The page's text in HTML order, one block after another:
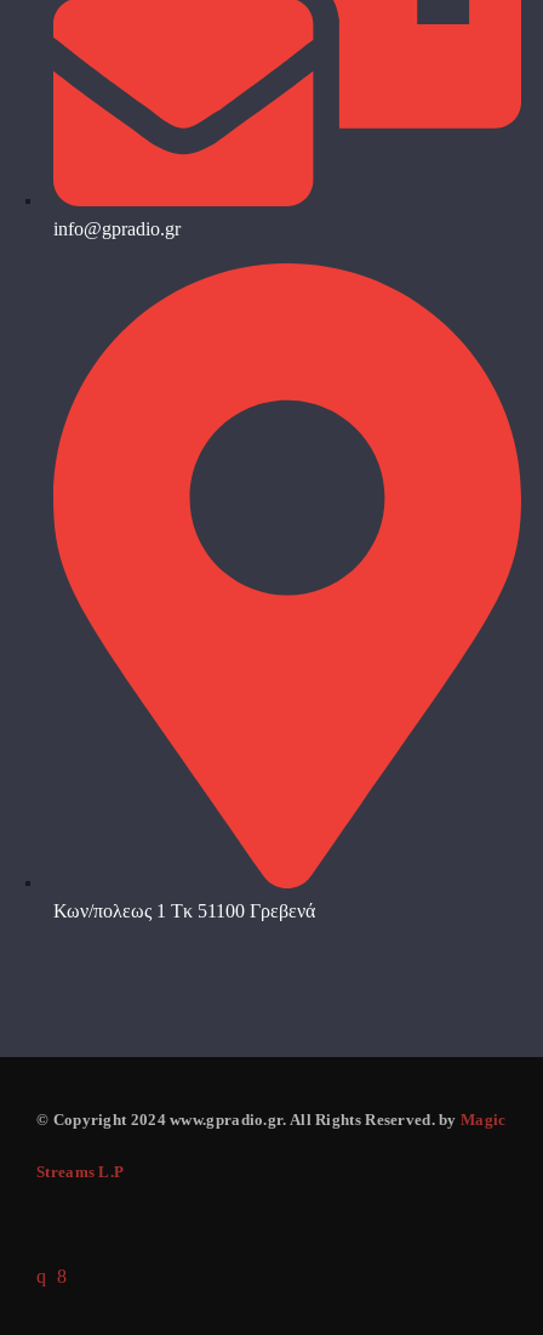
info@gpradio.gr
Κων/πολεως 1 Τκ 51100 Γρεβενά
© Copyright 2024 www.gpradio.gr. All Rights Reserved. byMagic
Streams L.P